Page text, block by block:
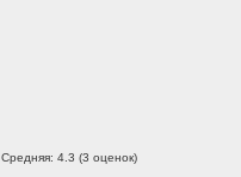
Средняя: 4.3 (3 оценок)